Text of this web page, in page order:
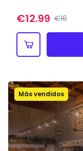
€12.99 €16
Más vendidos